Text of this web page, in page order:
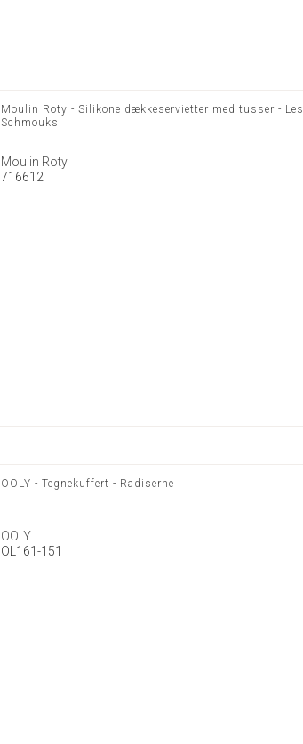
Moulin Roty - Silikone dækkeservietter med tusser - Les
Schmouks
Moulin Roty
716612
OOLY - Tegnekuffert - Radiserne
OOLY
OL161-151